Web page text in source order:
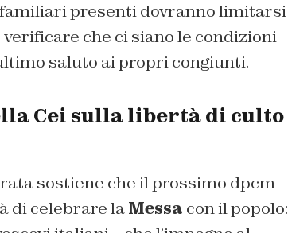
presenti dovranno limitarsi
che ci siano le condizioni
saluto ai propri congiunti.
Cei sulla libertà di culto
sostiene che il prossimo dpcm
di celebrare laMessa con il popolo: